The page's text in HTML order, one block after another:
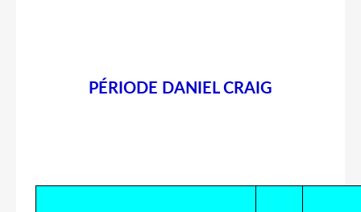
PÉRIODE DANIEL CRAIG